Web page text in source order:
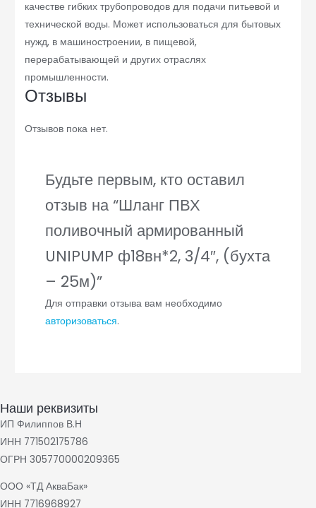
качестве гибких трубопроводов для подачи питьевой и
технической воды. Может использоваться для бытовых
нужд, в машиностроении, в пищевой,
перерабатывающей и других отраслях
промышленности.
Отзывы
Отзывов пока нет.
Будьте первым, кто оставил
отзыв на “Шланг ПВХ
поливочный армированный
UNIPUMP ф18вн*2, 3/4″, (бухта
– 25м)”
Для отправки отзыва вам необходимо
авторизоваться.
Наши реквизиты
ИП Филиппов В.Н
ИНН 771502175786
ОГРН 305770000209365
ООО «ТД АкваБак»
ИНН 7716968927